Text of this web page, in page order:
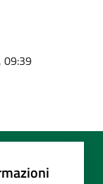
09:39